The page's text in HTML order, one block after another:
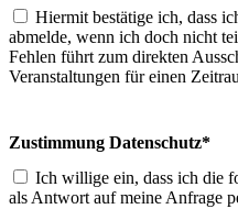
Hiermit bestätige ich, dass
abmelde, wenn ich doch nicht
Fehlen führt zum direkten
Veranstaltungen für einen
Zustimmung Datenschutz*
Ich willige ein, dass ich die
als Antwort auf meine Anfrage